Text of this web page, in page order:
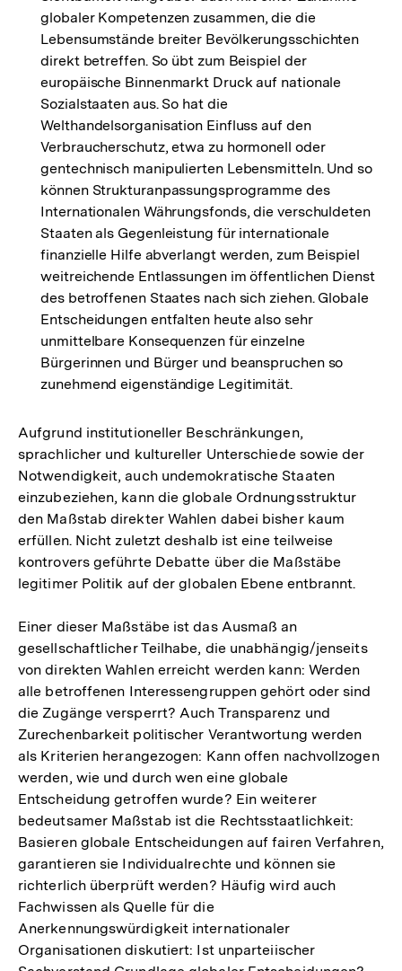
globaler Kompetenzen zusammen, die die
Lebensumstände breiter Bevölkerungsschichten
direkt betreffen. So übt zum Beispiel der
europäische Binnenmarkt Druck auf nationale
Sozialstaaten aus. So hat die
Welthandelsorganisation Einfluss auf den
Verbraucherschutz, etwa zu hormonell oder
gentechnisch manipulierten Lebensmitteln. Und so
können Strukturanpassungsprogramme des
Internationalen Währungsfonds, die verschuldeten
Staaten als Gegenleistung für internationale
finanzielle Hilfe abverlangt werden, zum Beispiel
weitreichende Entlassungen im öffentlichen Dienst
des betroffenen Staates nach sich ziehen. Globale
Entscheidungen entfalten heute also sehr
unmittelbare Konsequenzen für einzelne
Bürgerinnen und Bürger und beanspruchen so
zunehmend eigenständige Legitimität.
Aufgrund institutioneller Beschränkungen,
sprachlicher und kultureller Unterschiede sowie der
Notwendigkeit, auch undemokratische Staaten
einzubeziehen, kann die globale Ordnungsstruktur
den Maßstab direkter Wahlen dabei bisher kaum
erfüllen. Nicht zuletzt deshalb ist eine teilweise
kontrovers geführte Debatte über die Maßstäbe
legitimer Politik auf der globalen Ebene entbrannt.
Einer dieser Maßstäbe ist das Ausmaß an
gesellschaftlicher Teilhabe, die unabhängig/jenseits
von direkten Wahlen erreicht werden kann: Werden
alle betroffenen Interessengruppen gehört oder sind
die Zugänge versperrt? Auch Transparenz und
Zurechenbarkeit politischer Verantwortung werden
als Kriterien herangezogen: Kann offen nachvollzogen
werden, wie und durch wen eine globale
Entscheidung getroffen wurde? Ein weiterer
bedeutsamer Maßstab ist die Rechtsstaatlichkeit:
Basieren globale Entscheidungen auf fairen Verfahren,
garantieren sie Individualrechte und können sie
richterlich überprüft werden? Häufig wird auch
Fachwissen als Quelle für die
Anerkennungswürdigkeit internationaler
Organisationen diskutiert: Ist unparteiischer